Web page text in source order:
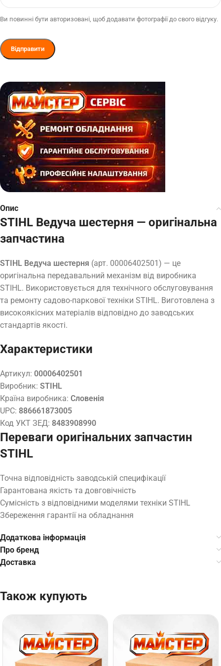
Ви повинні бути авторизовані, щоб додавати фотографії до свого відгуку.
Опис
STIHL Ведуча шестерня — оригінальна
запчастина
STIHL Ведуча шестерня (арт. 00006402501) — це
оригінальна передавальний механізм від виробника
STIHL. Використовується для технічного обслуговування
та ремонту садово-паркової техніки STIHL. Виготовлена з
високоякісних матеріалів відповідно до заводських
стандартів якості.
Характеристики
Артикул: 00006402501
Виробник: STIHL
Країна виробника: Словенія
UPC: 886661873005
Код УКТ ЗЕД: 8483908990
Переваги оригінальних запчастин
STIHL
Точна відповідність заводській специфікації
Гарантована якість та довговічність
Сумісність з відповідними моделями техніки STIHL
Збереження гарантії на обладнання
Додаткова інформація
Про бренд
Доставка
Також купують